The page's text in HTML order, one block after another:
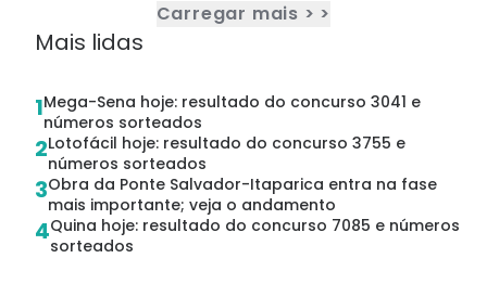
Carregar mais > >
Mais lidas
1Mega-Sena hoje: resultado do concurso 3041 e
números sorteados
2Lotofácil hoje: resultado do concurso 3755 e
números sorteados
3Obra da Ponte Salvador-Itaparica entra na fase
mais importante; veja o andamento
4Quina hoje: resultado do concurso 7085 e números
sorteados